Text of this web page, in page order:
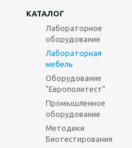
КАТАЛОГ
Лабораторное
оборудование
Лабораторная
мебель
Оборудование
"Европолитест"
Промышленное
оборудование
Методики
Биотестирования